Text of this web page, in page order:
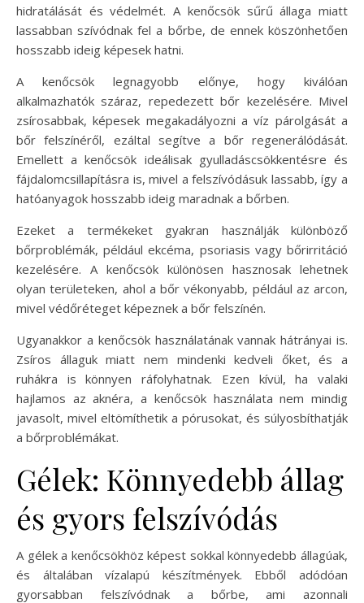
hidratálását és védelmét. A kenőcsök sűrű állaga miatt
lassabban szívódnak fel a bőrbe, de ennek köszönhetően
hosszabb ideig képesek hatni.
A kenőcsök legnagyobb előnye, hogy kiválóan
alkalmazhatók száraz, repedezett bőr kezelésére. Mivel
zsírosabbak, képesek megakadályozni a víz párolgását a
bőr felszínéről, ezáltal segítve a bőr regenerálódását.
Emellett a kenőcsök ideálisak gyulladáscsökkentésre és
fájdalomcsillapításra is, mivel a felszívódásuk lassabb, így a
hatóanyagok hosszabb ideig maradnak a bőrben.
Ezeket a termékeket gyakran használják különböző
bőrproblémák, például ekcéma, psoriasis vagy bőrirritáció
kezelésére. A kenőcsök különösen hasznosak lehetnek
olyan területeken, ahol a bőr vékonyabb, például az arcon,
mivel védőréteget képeznek a bőr felszínén.
Ugyanakkor a kenőcsök használatának vannak hátrányai is.
Zsíros állaguk miatt nem mindenki kedveli őket, és a
ruhákra is könnyen ráfolyhatnak. Ezen kívül, ha valaki
hajlamos az aknéra, a kenőcsök használata nem mindig
javasolt, mivel eltömíthetik a pórusokat, és súlyosbíthatják
a bőrproblémákat.
Gélek: Könnyedebb állag
és gyors felszívódás
A gélek a kenőcsökhöz képest sokkal könnyedebb állagúak,
és általában vízalapú készítmények. Ebből adódóan
gyorsabban felszívódnak a bőrbe, ami azonnali